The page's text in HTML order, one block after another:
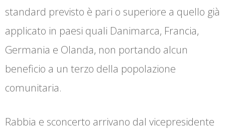
standard previsto è pari o superiore a quello già
applicato in paesi quali Danimarca, Francia,
Germania e Olanda, non portando alcun
beneficio a un terzo della popolazione
comunitaria.
Rabbia e sconcerto arrivano dal vicepresidente